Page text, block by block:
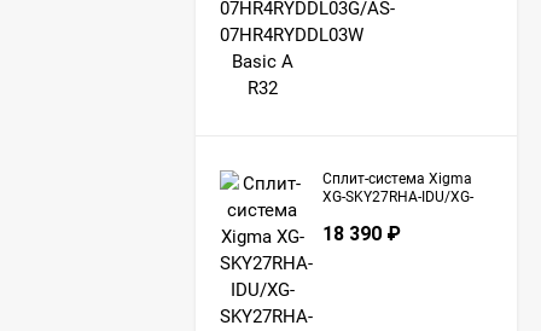
Сплит-система Xigma
XG-SKY27RHA-IDU/XG-
18 390 ₽